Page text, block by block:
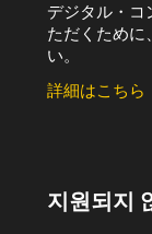
デジタル・コ
ただくために
い。
詳細はこちら
지원되지